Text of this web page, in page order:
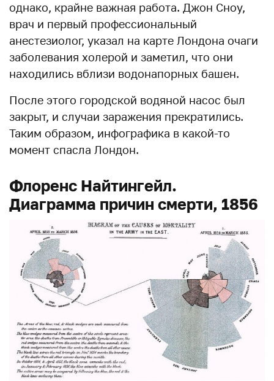
однако, крайне важная работа. Джон Сноу,
врач и первый профессиональный
анестезиолог, указал на карте Лондона очаги
заболевания холерой и заметил, что они
находились вблизи водонапорных башен.
После этого городской водяной насос был
закрыт, и случаи заражения прекратились.
Таким образом, инфографика в какой-то
момент спасла Лондон.
Флоренс Найтингейл.
Диаграмма причин смерти, 1856